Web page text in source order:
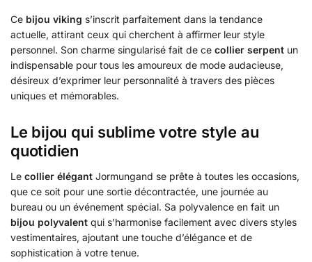
Ce bijou viking s’inscrit parfaitement dans la tendance
actuelle, attirant ceux qui cherchent à affirmer leur style
personnel. Son charme singularisé fait de ce collier serpent un
indispensable pour tous les amoureux de mode audacieuse,
désireux d’exprimer leur personnalité à travers des pièces
uniques et mémorables.
Le bijou qui sublime votre style au
quotidien
Le collier élégant Jormungand se prête à toutes les occasions,
que ce soit pour une sortie décontractée, une journée au
bureau ou un événement spécial. Sa polyvalence en fait un
bijou polyvalent qui s’harmonise facilement avec divers styles
vestimentaires, ajoutant une touche d’élégance et de
sophistication à votre tenue.